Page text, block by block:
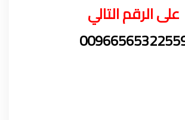
على الرقم التالي